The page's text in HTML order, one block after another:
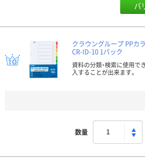
バ
クラウングループ PPカ
CR-ID-10 1パック
資料の分類・検索に使用で
入することが出来ます。
数量